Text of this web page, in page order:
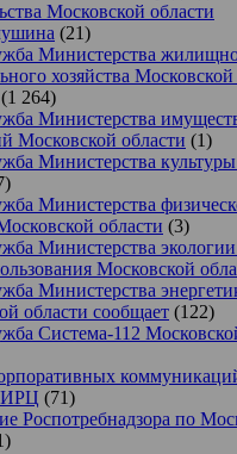
Московской области
(21)
Министерства
хозяйства Московской
(1 264)
Министерства
Московской области (1)
Министерства
Министерства
области (3)
Министерства
Московской
Министерства
области сообщает (122)
Система-112
(71)
Роспотребнадзора по